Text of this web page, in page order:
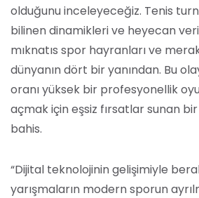
olduğunu inceleyeceğiz. Tenis
bilinen dinamikleri ve heyecan
mıknatıs spor hayranları ve
dünyanın dört bir yanından. Bu
oranı yüksek bir profesyonellik
açmak için eşsiz fırsatlar sunan
bahis.
“Dijital teknolojinin gelişimiyle
yarışmaların modern sporun